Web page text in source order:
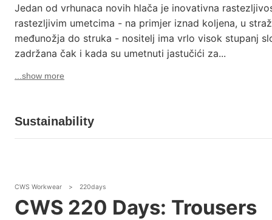
Jedan od vrhunaca novih hlača je inovativna
rastezljivim umetcima - na primjer iznad koljena, u
međunožja do struka - nositelj ima vrlo visok stupanj
zadržana čak i kada su umetnuti jastučići za...
...show more
Sustainability
CWS Workwear > 220days
CWS 220 Days: Trousers